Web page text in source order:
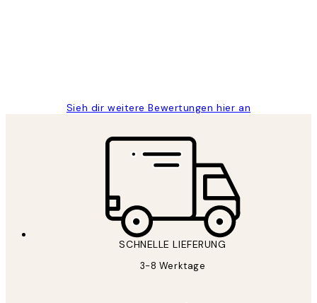
Sieh dir weitere Bewertungen hier an
SCHNELLE LIEFERUNG
3-8 Werktage